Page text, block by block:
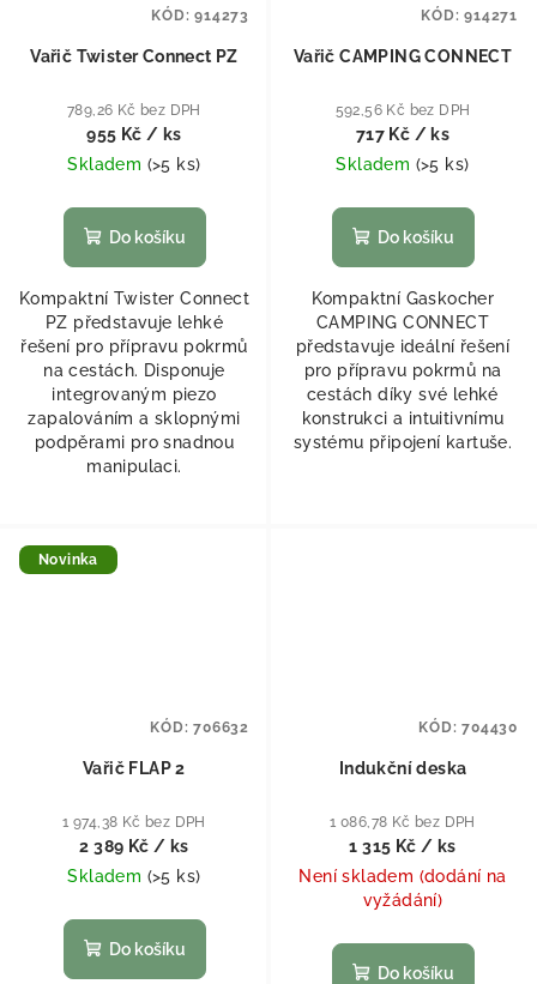
Vařič Twister Connect PZ
789,26 Kč bez DPH
955 Kč / ks
Skladem (>5 ks)
Do košíku
Kompaktní Twister Connect
PZ představuje lehké
řešení pro přípravu pokrmů
na cestách. Disponuje
integrovaným piezo
zapalováním a sklopnými
podpěrami pro snadnou
manipulaci.
KÓD:914273
Vařič CAMPING CONNECT
592,56 Kč bez DPH
717 Kč / ks
Skladem (>5 ks)
Do košíku
Kompaktní Gaskocher
CAMPING CONNECT
představuje ideální řešení
pro přípravu pokrmů na
cestách díky své lehké
konstrukci a intuitivnímu
systému připojení kartuše.
KÓD:914271
Novinka
Vařič FLAP 2
1 974,38 Kč bez DPH
2 389 Kč / ks
Skladem (>5 ks)
Do košíku
KÓD:706632
Indukční deska
1 086,78 Kč bez DPH
1 315 Kč / ks
Není skladem (dodání na
vyžádání)
Do košíku
KÓD:704430